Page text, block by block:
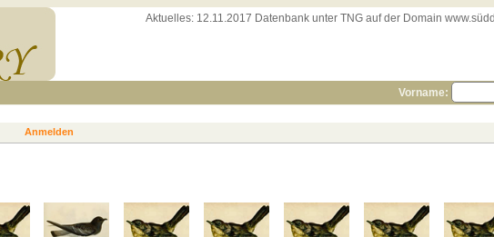
Aktuelles: 12.11.2017 Datenbank unter TNG auf der Domain
Vorname:
Anmelden